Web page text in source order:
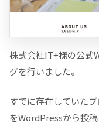
株式会社IT+様の公式
グを行いました。
すでに存在していた
をWordPressから投